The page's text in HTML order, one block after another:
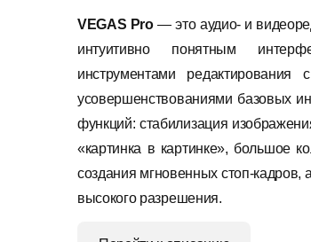
VEGAS Pro— это аудио- и
интуитивно понятным
инструментами
усовершенствованиями базовых
функций: стабилизация
«картинка в картинке», большое
создания мгновенных стоп-кадров,
высокого разрешения.